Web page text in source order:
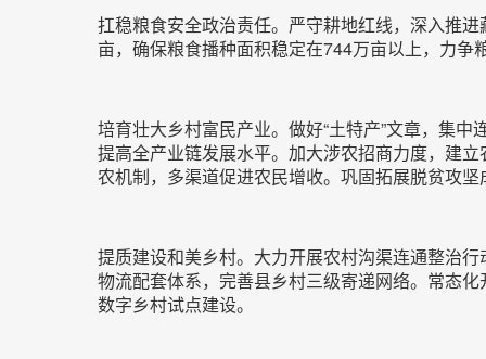
扛稳粮食安全政治责任。严守耕地红线，深入推
亩，确保粮食播种面积稳定在744万亩以上，力争
培育壮大乡村富民产业。做好“土特产”文章，集
提高全产业链发展水平。加大涉农招商力度，建
农机制，多渠道促进农民增收。巩固拓展脱贫攻
提质建设和美乡村。大力开展农村沟渠连通整治
物流配套体系，完善县乡村三级寄递网络。常态
数字乡村试点建设。